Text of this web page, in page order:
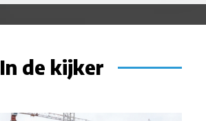
In de kijker